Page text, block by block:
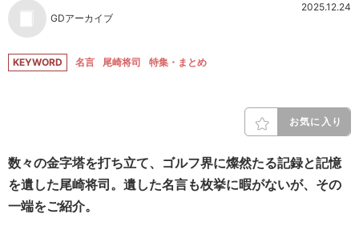
GDアーカイブ
2025.12.24
KEYWORD 名言 尾崎将司 特集・まとめ
お気に入り
数々の金字塔を打ち立て、ゴルフ界に燦然たる記録と記憶
を遺した尾崎将司。遺した名言も枚挙に暇がないが、その
一端をご紹介。